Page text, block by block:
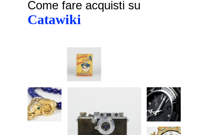
Come fare acquisti su
Catawiki